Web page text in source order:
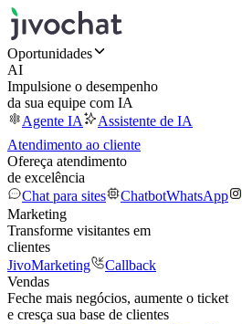
Oportunidades
AI
Impulsione o desempenho
da sua equipe com IA
Agente IA
Assistente de IA
Atendimento ao cliente
Ofereça atendimento
de excelência
Chat para sites
ChatbotWhatsApp
Marketing
Transforme visitantes em
clientes
JivoMarketing
Callback
Vendas
Feche mais negócios, aumente o ticket
e cresça sua base de clientes